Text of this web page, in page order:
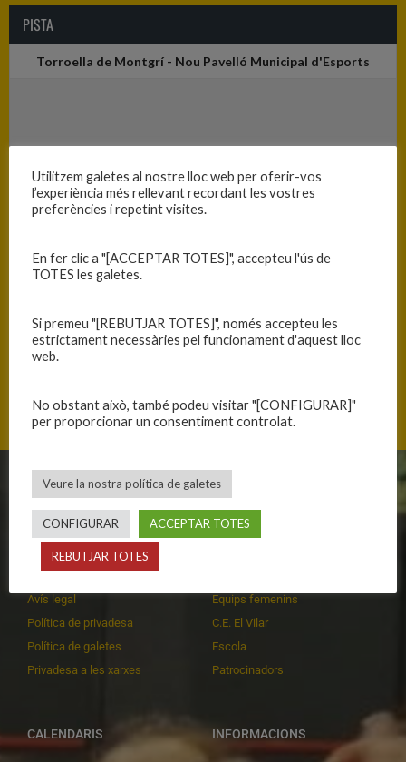
PISTA
Torroella de Montgrí - Nou Pavelló Municipal d'Esports
CLUB
Història
Organització
Avís legal
Política de privadesa
Política de galetes
Privadesa a les xarxes
EQUIPS
Primer equip masculí
Equips femenins
C.E. El Vilar
Escola
Patrocinadors
CALENDARIS INFORMACIONS
Utilitzem galetes al nostre lloc web per oferir-vos
l’experiència més rellevant recordant les vostres
preferències i repetint visites.
En fer clic a "[ACCEPTAR TOTES]", accepteu l'ús de
TOTES les galetes.
Si premeu "[REBUTJAR TOTES]", només accepteu les
estrictament necessàries pel funcionament d'aquest lloc
web.
No obstant això, també podeu visitar "[CONFIGURAR]"
per proporcionar un consentiment controlat.
Veure la nostra política de galetes
CONFIGURAR ACCEPTAR TOTES
REBUTJAR TOTES